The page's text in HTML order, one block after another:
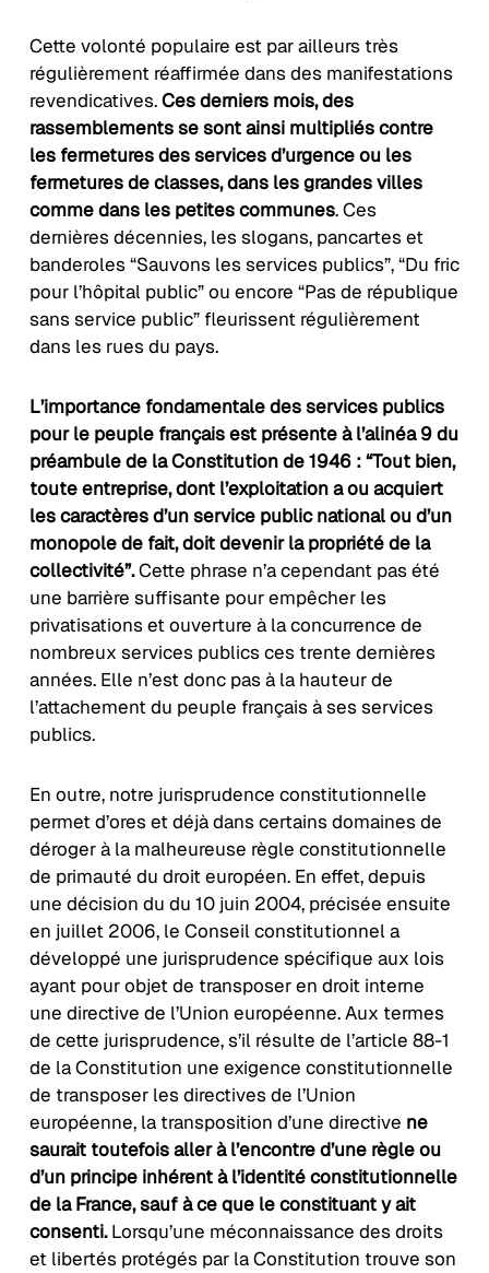
Cette volonté populaire est par ailleurs très
régulièrement réaffirmée dans des manifestations
revendicatives.Ces derniers mois, des
rassemblements se sont ainsi multipliés contre
les fermetures des services d’urgence ou les
fermetures de classes, dans les grandes villes
comme dans les petites communes. Ces
dernières décennies, les slogans, pancartes et
banderoles “Sauvons les services publics”, “Du fric
pour l’hôpital public” ou encore “Pas de république
sans service public” fleurissent régulièrement
dans les rues du pays.
L’importance fondamentale des services publics
pour le peuple français est présente à l’alinéa 9 du
préambule de la Constitution de 1946 : “Tout bien,
toute entreprise, dont l’exploitation a ou acquiert
les caractères d’un service public national ou d’un
monopole de fait, doit devenir la propriété de la
collectivité”.Cette phrase n’a cependant pas été
une barrière suffisante pour empêcher les
privatisations et ouverture à la concurrence de
nombreux services publics ces trente dernières
années. Elle n’est donc pas à la hauteur de
l’attachement du peuple français à ses services
publics.
En outre, notre jurisprudence constitutionnelle
permet d’ores et déjà dans certains domaines de
déroger à la malheureuse règle constitutionnelle
de primauté du droit européen. En effet, depuis
une décision du du 10 juin 2004, précisée ensuite
en juillet 2006, le Conseil constitutionnel a
développé une jurisprudence spécifique aux lois
ayant pour objet de transposer en droit interne
une directive de l’Union européenne. Aux termes
de cette jurisprudence, s’il résulte de l’article 88-1
de la Constitution une exigence constitutionnelle
de transposer les directives de l’Union
européenne, la transposition d’une directive ne
saurait toutefois aller à l’encontre d’une règle ou
d’un principe inhérent à l’identité constitutionnelle
de la France, sauf à ce que le constituant y ait
consenti.Lorsqu’une méconnaissance des droits
et libertés protégés par la Constitution trouve son